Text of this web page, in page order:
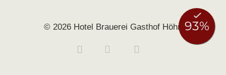
© 2026 Hotel Brauerei Gasthof Höhn